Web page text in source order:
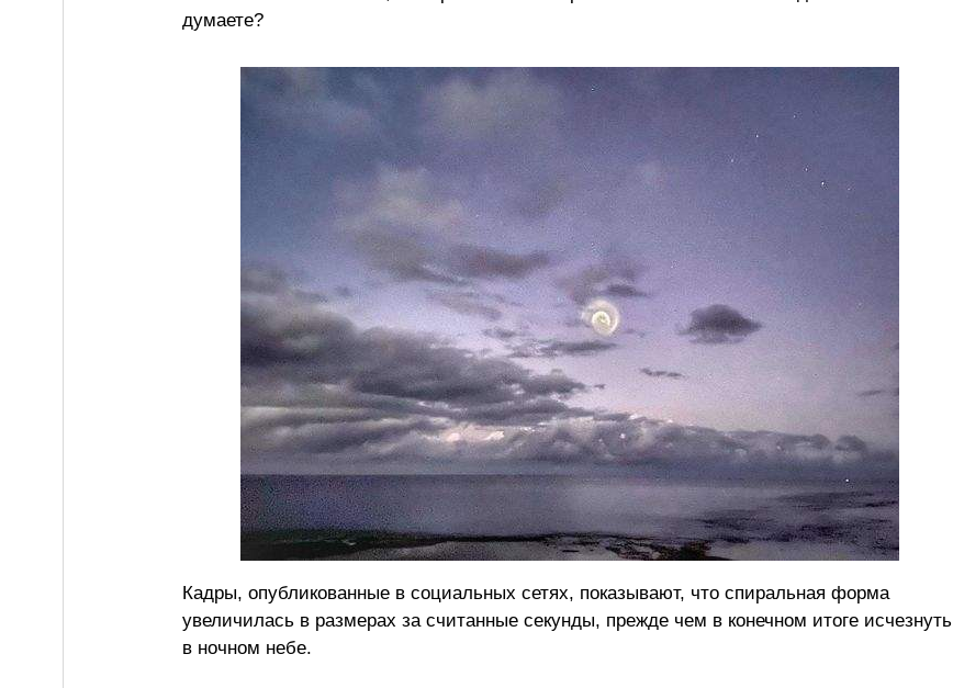
думаете?
Кадры, опубликованные в социальных сетях, показывают, что спиральная форма
увеличилась в размерах за считанные секунды, прежде чем в конечном итоге исчезнуть
в ночном небе.